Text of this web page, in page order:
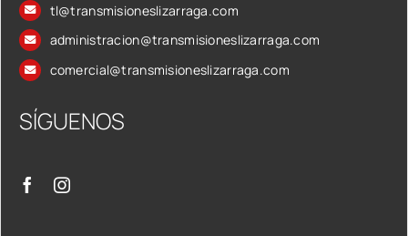
tl@transmisioneslizarraga.com
administracion@transmisioneslizarraga.com
comercial@transmisioneslizarraga.com
SÍGUENOS